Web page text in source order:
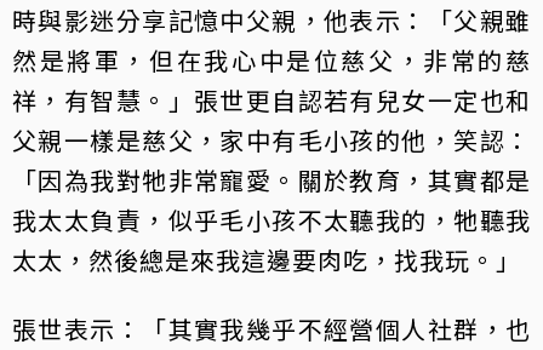
時與影迷分享記憶中父親，他表示：「父親雖
然是將軍，但在我心中是位慈父，非常的慈
祥，有智慧。」張世更自認若有兒女一定也和
父親一樣是慈父，家中有毛小孩的他，笑認：
「因為我對牠非常寵愛。關於教育，其實都是
我太太負責，似乎毛小孩不太聽我的，牠聽我
太太，然後總是來我這邊要肉吃，找我玩。」
張世表示：「其實我幾乎不經營個人社群，也